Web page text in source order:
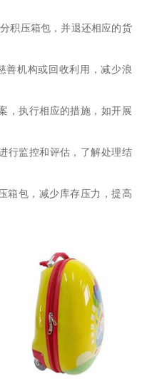
积压箱包，并退还相应的货
机构或回收利用，减少浪
，执行相应的措施，如开展
行监控和评估，了解处理结
箱包，减少库存压力，提高